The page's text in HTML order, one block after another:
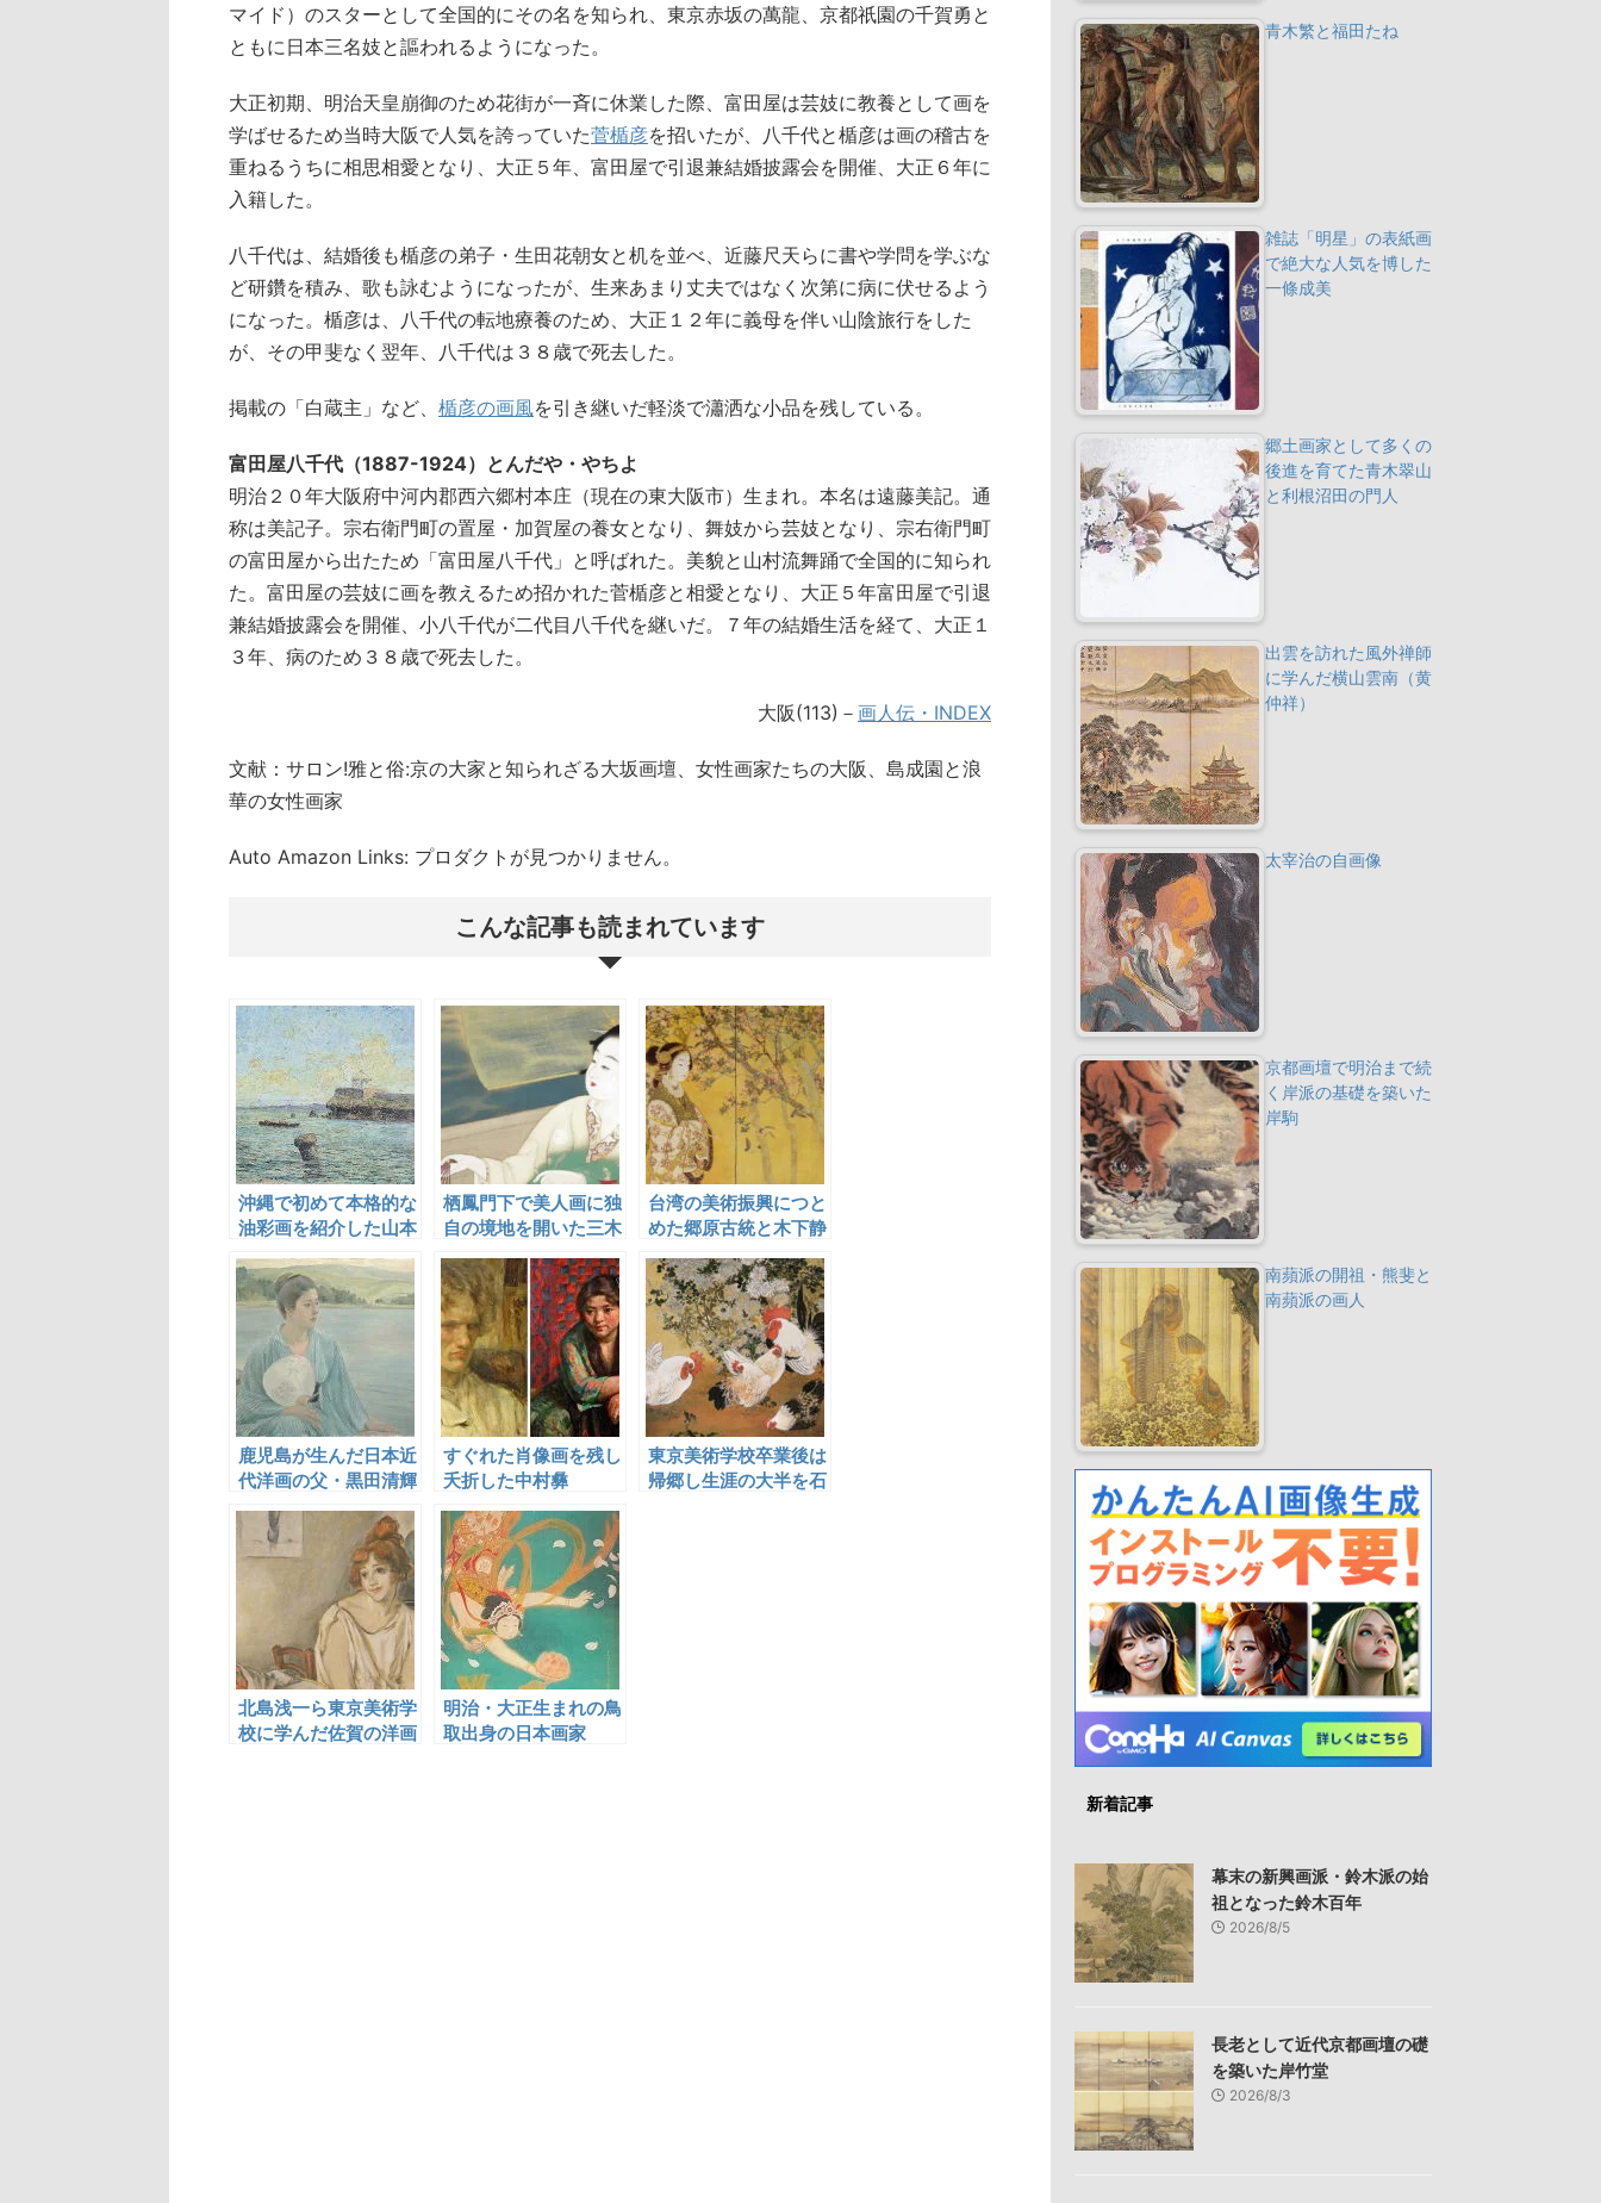
マイド）のスターとして全国的にその名を知られ、東京赤坂の萬龍、京都祇園の千賀勇と
ともに日本三名妓と謳われるようになった。
大正初期、明治天皇崩御のため花街が一斉に休業した際、富田屋は芸妓に教養として画を
学ばせるため当時大阪で人気を誇っていた菅楯彦を招いたが、八千代と楯彦は画の稽古を
重ねるうちに相思相愛となり、大正５年、富田屋で引退兼結婚披露会を開催、大正６年に
入籍した。
八千代は、結婚後も楯彦の弟子・生田花朝女と机を並べ、近藤尺天らに書や学問を学ぶな
ど研鑽を積み、歌も詠むようになったが、生来あまり丈夫ではなく次第に病に伏せるよう
になった。楯彦は、八千代の転地療養のため、大正１２年に義母を伴い山陰旅行をした
が、その甲斐なく翌年、八千代は３８歳で死去した。
掲載の「白蔵主」など、 楯彦の画風を引き継いだ軽淡で瀟洒な小品を残している。
富田屋八千代（1887-1924）とんだや・やちよ
明治２０年大阪府中河内郡西六郷村本庄（現在の東大阪市）生まれ。本名は遠藤美記。通
称は美記子。宗右衛門町の置屋・加賀屋の養女となり、舞妓から芸妓となり、宗右衛門町
の富田屋から出たため「富田屋八千代」と呼ばれた。美貌と山村流舞踊で全国的に知られ
た。富田屋の芸妓に画を教えるため招かれた菅楯彦と相愛となり、大正５年富田屋で引退
兼結婚披露会を開催、小八千代が二代目八千代を継いだ。７年の結婚生活を経て、大正１
３年、病のため３８歳で死去した。
大阪(113)－ 画人伝・INDEX
文献：サロン!雅と俗:京の大家と知られざる大坂画壇、女性画家たちの大阪、島成園と浪
華の女性画家
Auto Amazon Links: プロダクトが見つかりません。
こんな記事も読まれています
沖縄で初めて本格的な
油彩画を紹介した山本
森之助
栖鳳門下で美人画に独
自の境地を開いた三木
翠山
台湾の美術振興につと
めた郷原古統と木下静
涯
鹿児島が生んだ日本近
代洋画の父・黒田清輝
すぐれた肖像画を残し
夭折した中村彝
東京美術学校卒業後は
帰郷し生涯の大半を石
北島浅一ら東京美術学
校に学んだ佐賀の洋画
明治・大正生まれの鳥
取出身の日本画家
青木繁と福田たね
雑誌「明星」の表紙画
で絶大な人気を博した
一條成美
郷土画家として多くの
後進を育てた青木翠山
と利根沼田の門人
出雲を訪れた風外禅師
に学んだ横山雲南（黄
仲祥）
太宰治の自画像
京都画壇で明治まで続
く岸派の基礎を築いた
岸駒
南蘋派の開祖・熊斐と
南蘋派の画人
新着記事
幕末の新興画派・鈴木派の始
祖となった鈴木百年
2026/8/5
長老として近代京都画壇の礎
を築いた岸竹堂
2026/8/3